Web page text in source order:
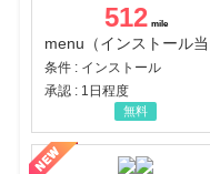
512
条件 : インストール
承認 : 1日程度
無料